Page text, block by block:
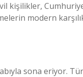
kişilikler,
modern
sona eriyor.